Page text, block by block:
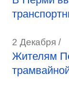
2 Декабря /
Жителям